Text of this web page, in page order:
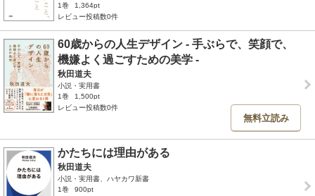
1巻
1,364pt
レビュー投稿数0件
60歳からの人生デザイン - 手ぶらで、笑顔で、
機嫌よく過ごすための美学 -
秋田道夫
小説・実用書
1巻
1,500pt
レビュー投稿数0件
無料立読み
かたちには理由がある
秋田道夫
小説・実用書、ハヤカワ新書
1巻
900pt